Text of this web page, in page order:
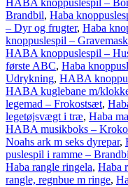
HABA knoppuslespil –
Brandbil, Haba
– Dyr og frugter, Haba
knoppuslespil –
HABA knoppuslespil –
første ABC, Haba
Udrykning, HABA
HABA kuglebane m/
legemad – Frokostsæt,
legetøjsvægt i træ, Haba
HABA musikboks –
Noahs ark m seks dyrepar,
puslespil i ramme –
Haba rangle ringela, Haba
rangle, regnbue m ringe,